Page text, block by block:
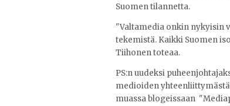
Suomen tilannetta.
"Valtamedia onkin nykyisin
tekemistä. Kaikki Suomen
Tiihonen toteaa.
PS:n uudeksi
medioiden
muassa blogeissaan